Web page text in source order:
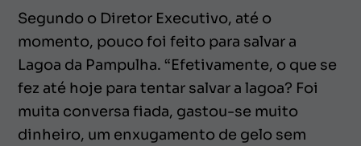
Segundo o Diretor Executivo, até o
momento, pouco foi feito para salvar a
Lagoa da Pampulha. “Efetivamente, o que se
fez até hoje para tentar salvar a lagoa? Foi
muita conversa fiada, gastou-se muito
dinheiro, um enxugamento de gelo sem